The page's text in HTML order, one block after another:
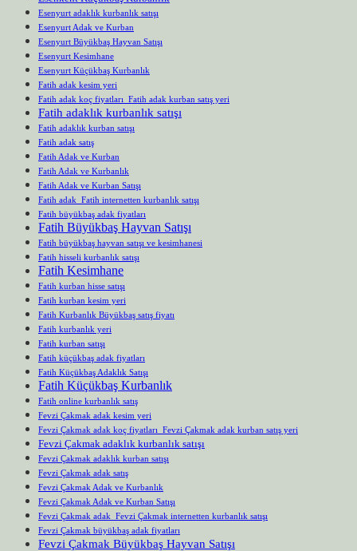
Esenyurt adaklık kurbanlık satışı
Esenyurt Adak ve Kurban
Esenyurt Büyükbaş Hayvan Satışı
Esenyurt Kesimhane
Esenyurt Küçükbaş Kurbanlık
Fatih adak kesim yeri
Fatih adak koç fiyatları Fatih adak kurban satış yeri
Fatih adaklık kurbanlık satışı
Fatih adaklık kurban satışı
Fatih adak satış
Fatih Adak ve Kurban
Fatih Adak ve Kurbanlık
Fatih Adak ve Kurban Satışı
Fatih adak Fatih internetten kurbanlık satışı
Fatih büyükbaş adak fiyatları
Fatih Büyükbaş Hayvan Satışı
Fatih büyükbaş hayvan satışı ve kesimhanesi
Fatih hisseli kurbanlık satışı
Fatih Kesimhane
Fatih kurban hisse satışı
Fatih kurban kesim yeri
Fatih Kurbanlık Büyükbaş satış fiyatı
Fatih kurbanlık yeri
Fatih kurban satışı
Fatih küçükbaş adak fiyatları
Fatih Küçükbaş Adaklık Satışı
Fatih Küçükbaş Kurbanlık
Fatih online kurbanlık satış
Fevzi Çakmak adak kesim yeri
Fevzi Çakmak adak koç fiyatları Fevzi Çakmak adak kurban satış yeri
Fevzi Çakmak adaklık kurbanlık satışı
Fevzi Çakmak adaklık kurban satışı
Fevzi Çakmak adak satış
Fevzi Çakmak Adak ve Kurbanlık
Fevzi Çakmak Adak ve Kurban Satışı
Fevzi Çakmak adak Fevzi Çakmak internetten kurbanlık satışı
Fevzi Çakmak büyükbaş adak fiyatları
Fevzi Çakmak Büyükbaş Hayvan Satışı